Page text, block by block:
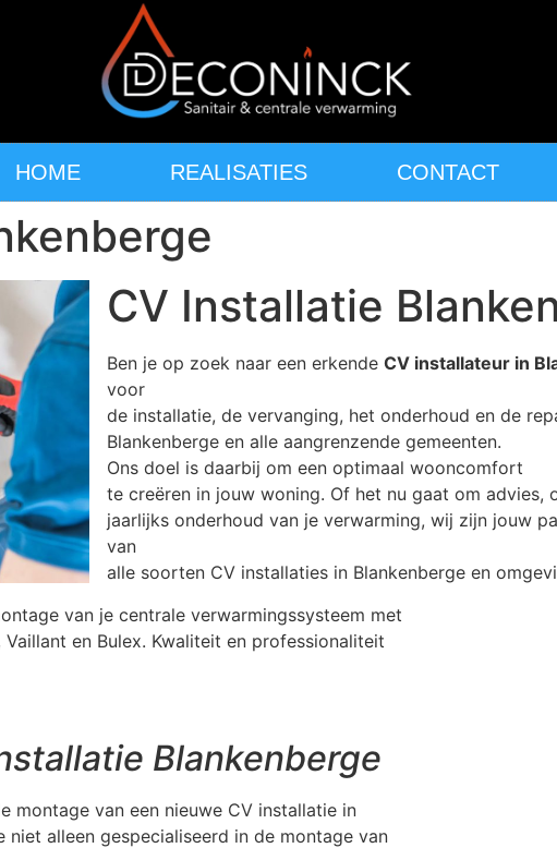
HOME REALISATIES CONTACT
CV Installatie
Ben je op zoek naar een erkende CV installateur in
voor
de installatie, de vervanging, het onderhoud en de
Blankenberge en alle aangrenzende gemeenten.
Ons doel is daarbij om een optimaal wooncomfort
te creëren in jouw woning. Of het nu gaat om advies,
jaarlijks onderhoud van je verwarming, wij zijn jouw
van
alle soorten CV installaties in Blankenberge en
van je centrale verwarmingssysteem met
en Bulex. Kwaliteit en professionaliteit
Blankenberge
montage van een nieuwe CV installatie in
niet alleen gespecialiseerd in de montage van